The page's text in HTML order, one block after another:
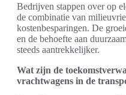
Bedrijven stappen over op
de combinatie van
kostenbesparingen. De
en de behoefte aan
steeds aantrekkelijker.
Wat zijn de
vrachtwagens in de